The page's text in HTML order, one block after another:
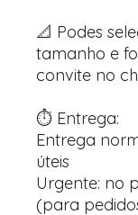
📐 Podes
tamanho e
convite no
⏱️ Entrega:
Entrega
úteis
Urgente: no
(para